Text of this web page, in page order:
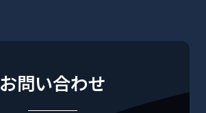
お問い合わせ